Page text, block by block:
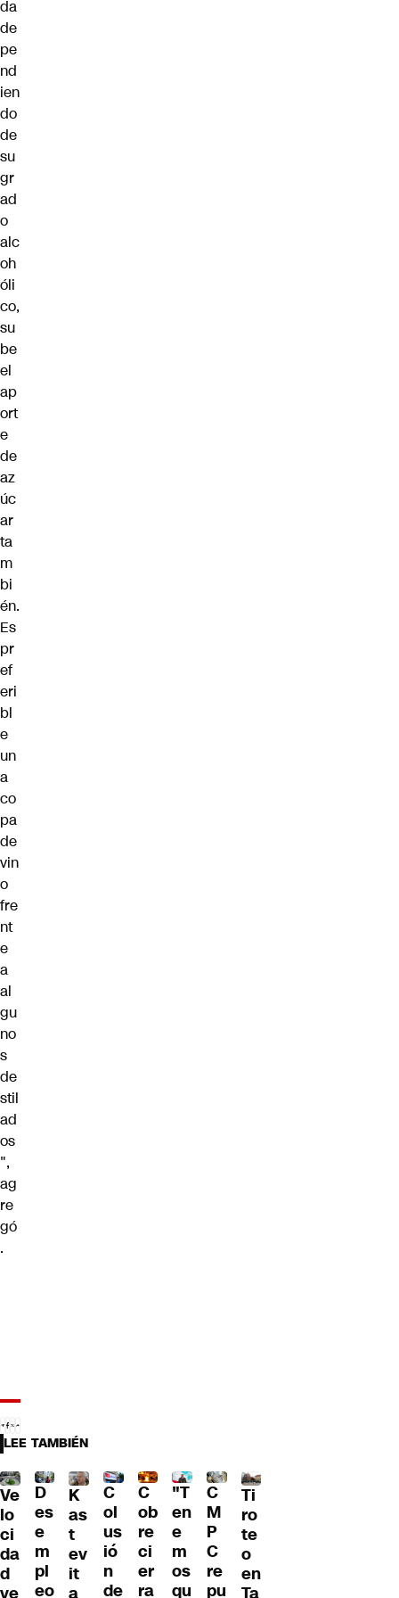
da
de
pe
nd
ien
do
de
su
gr
ad
o
alc
oh
óli
co,
su
be
el
ap
ort
e
de
az
úc
ar
ta
m
bi
én.
Es
pr
ef
eri
bl
e
un
a
co
pa
de
vin
o
fre
nt
e
a
al
gu
no
s
de
stil
ad
os
",
ag
re
gó
.
LEE TAMBIÉN
Ve
lo
ci
da
d
ve
D
es
e
m
pl
eo
K
as
t
ev
it
a
C
ol
us
ió
n
de
C
ob
re
ci
er
ra
"T
en
e
m
os
qu
C
M
P
C
re
pu
Ti
ro
te
o
en
Ta